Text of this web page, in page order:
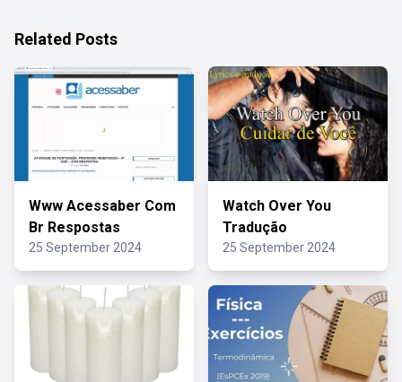
Related Posts
Www Acessaber Com
Br Respostas
25 September 2024
Watch Over You
Tradução
25 September 2024